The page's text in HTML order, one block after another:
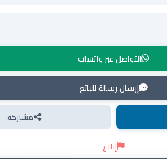
التواصل عبر واتساب
إرسال رسالة للبائع
مشاركة
إبلاغ